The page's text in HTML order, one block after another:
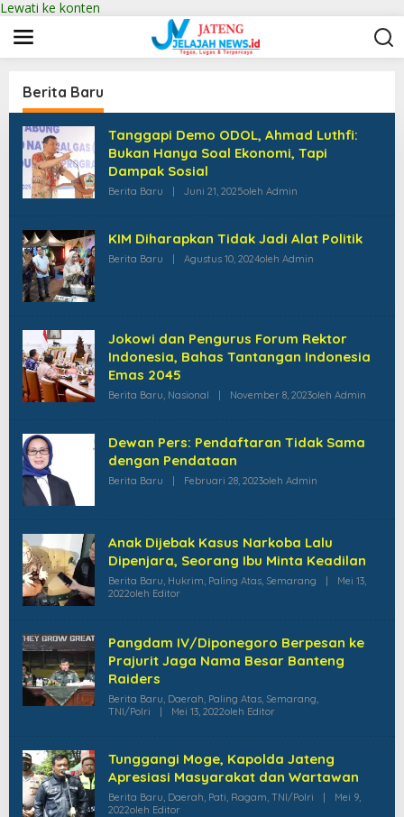
Lewati ke konten
Berita Baru
Tanggapi Demo ODOL, Ahmad Luthfi:
Bukan Hanya Soal Ekonomi, Tapi
Dampak Sosial
Berita Baru Juni 21, 2025Oleh Admin
KIM Diharapkan Tidak Jadi Alat Politik
Berita Baru Agustus 10, 2024Oleh Admin
Jokowi dan Pengurus Forum Rektor
Indonesia, Bahas Tantangan Indonesia
Emas 2045
Berita Baru, Nasional November 8, 2023Oleh Admin
Dewan Pers: Pendaftaran Tidak Sama
dengan Pendataan
Berita Baru Februari 28, 2023Oleh Admin
Anak Dijebak Kasus Narkoba Lalu
Dipenjara, Seorang Ibu Minta Keadilan
Berita Baru, Hukrim, Paling Atas, Semarang
Mei 13,
2022Oleh Editor
Pangdam IV/Diponegoro Berpesan ke
Prajurit Jaga Nama Besar Banteng
Raiders
Berita Baru, Daerah, Paling Atas, Semarang,
TNI/Polri
Mei 13, 2022Oleh Editor
Tunggangi Moge, Kapolda Jateng
Apresiasi Masyarakat dan Wartawan
Berita Baru, Daerah, Pati, Ragam, TNI/Polri
Mei 9,
2022Oleh Editor